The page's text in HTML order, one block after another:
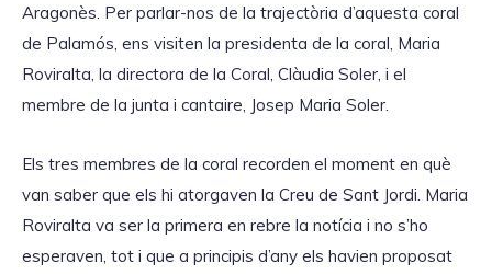
EMBED
Aragonès. Per parlar-nos de la trajectòria d’aquesta coral
de Palamós, ens visiten la presidenta de la coral, Maria
Roviralta, la directora de la Coral, Clàudia Soler, i el
membre de la junta i cantaire, Josep Maria Soler.
Els tres membres de la coral recorden el moment en què
van saber que els hi atorgaven la Creu de Sant Jordi. Maria
Roviralta va ser la primera en rebre la notícia i no s’ho
esperaven, tot i que a principis d’any els havien proposat